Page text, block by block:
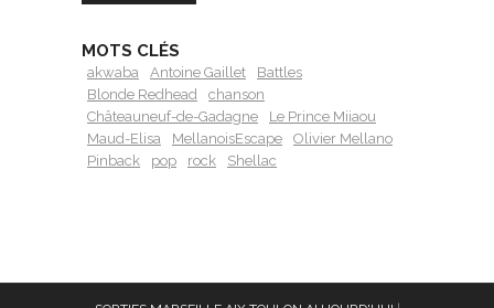
MOTS CLÉS
akwaba Antoine Gaillet
Battles
Blonde Redhead
chanson
Châteauneuf-de-Gadagne
Le Prince Miiaou
Maud-Elisa
MellanoisEscape
Olivier Mellano
Pinback
pop rock Shellac